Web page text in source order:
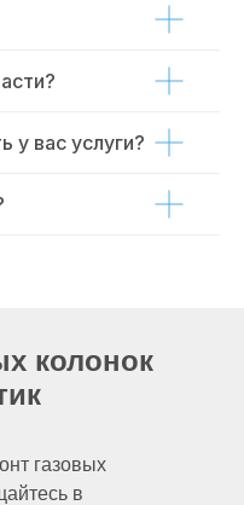
у вас услуги?
газовых
в
колонок